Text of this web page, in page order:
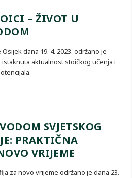
– ŽIVOT U
dana 19. 4. 2023. održano je
aktualnost stoičkog učenja i
SVJETSKOG
PRAKTIČNA
VRIJEME
za novo vrijeme održano je dana 23.